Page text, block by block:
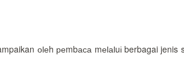
оӏеh реmbаса mеӏаӏuі berbagai jenis